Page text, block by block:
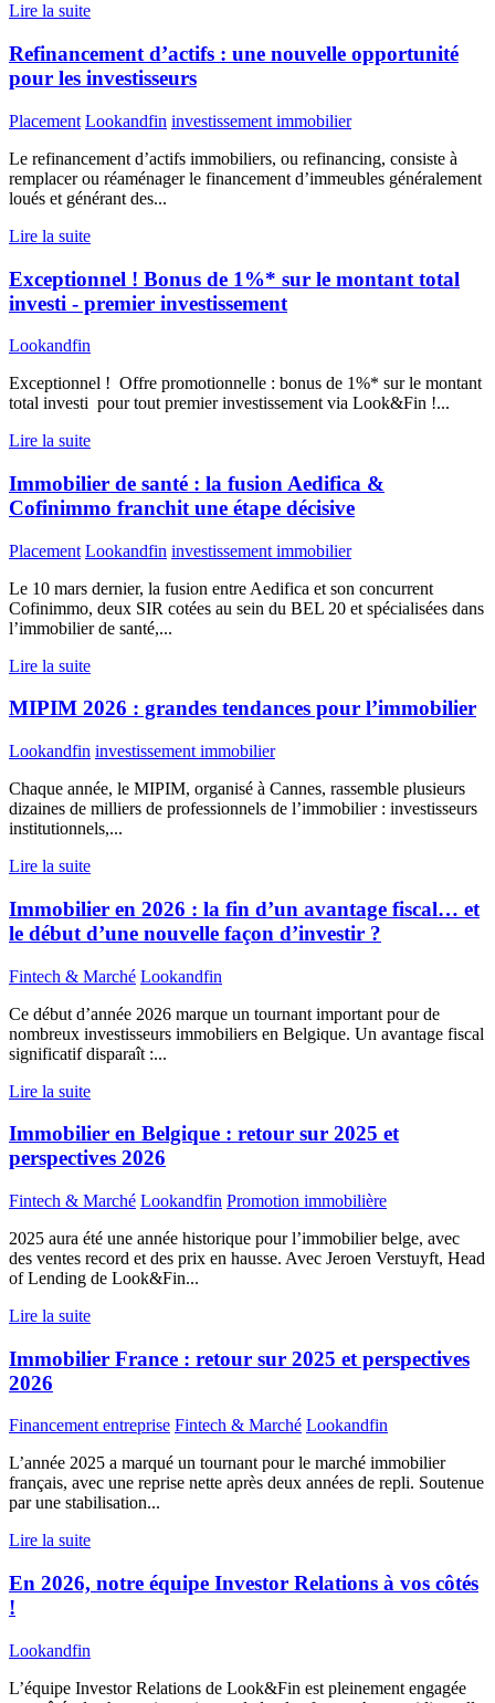
Lire la suite
Refinancement d’actifs : une nouvelle opportunité
pour les investisseurs
Placement Lookandfin investissement immobilier
Le refinancement d’actifs immobiliers, ou refinancing, consiste à
remplacer ou réaménager le financement d’immeubles généralement
loués et générant des...
Lire la suite
Exceptionnel ! Bonus de 1%* sur le montant total
investi - premier investissement
Lookandfin
Exceptionnel ! Offre promotionnelle : bonus de 1%* sur le montant
total investi pour tout premier investissement via Look&Fin !...
Lire la suite
Immobilier de santé : la fusion Aedifica &
Cofinimmo franchit une étape décisive
Placement Lookandfin investissement immobilier
Le 10 mars dernier, la fusion entre Aedifica et son concurrent
Cofinimmo, deux SIR cotées au sein du BEL 20 et spécialisées dans
l’immobilier de santé,...
Lire la suite
MIPIM 2026 : grandes tendances pour l’immobilier
Lookandfin investissement immobilier
Chaque année, le MIPIM, organisé à Cannes, rassemble plusieurs
dizaines de milliers de professionnels de l’immobilier : investisseurs
institutionnels,...
Lire la suite
Immobilier en 2026 : la fin d’un avantage fiscal… et
le début d’une nouvelle façon d’investir ?
Fintech & Marché Lookandfin
Ce début d’année 2026 marque un tournant important pour de
nombreux investisseurs immobiliers en Belgique. Un avantage fiscal
significatif disparaît :...
Lire la suite
Immobilier en Belgique : retour sur 2025 et
perspectives 2026
Fintech & Marché Lookandfin Promotion immobilière
2025 aura été une année historique pour l’immobilier belge, avec
des ventes record et des prix en hausse. Avec Jeroen Verstuyft, Head
of Lending de Look&Fin...
Lire la suite
Immobilier France : retour sur 2025 et perspectives
2026
Financement entreprise Fintech & Marché Lookandfin
L’année 2025 a marqué un tournant pour le marché immobilier
français, avec une reprise nette après deux années de repli. Soutenue
par une stabilisation...
Lire la suite
En 2026, notre équipe Investor Relations à vos côtés
!
Lookandfin
L’équipe Investor Relations de Look&Fin est pleinement engagée